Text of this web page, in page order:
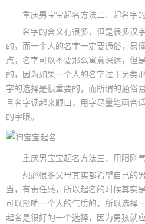
重庆男宝宝起名方法二、起名字
名字的含义有很多，但是很多汉
的，而一个人的名字一定要通俗，易
点，名字可以不要那么寓意深远，但
的，因为如果一个人的名字过于另类
字的选择是很重要的，而所谓的通俗
且名字读起来顺口，用字尽量笔画合
的字眼。
重庆男宝宝起名方法三、用阳刚
想必很多父母其实都希望自己的
当，有责任感，所以起名的时候其实
可以影响一个人的气质的，所以选择
起名是很好的一个选择，因为男孩就